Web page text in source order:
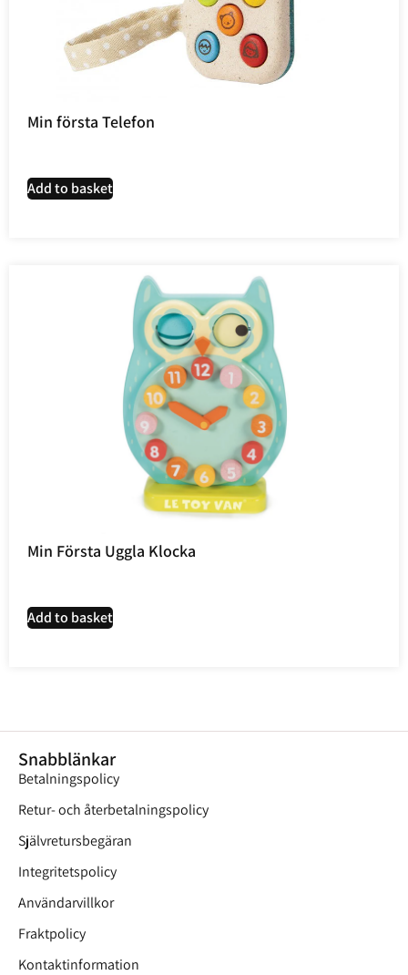
Min första Telefon
Add to basket
Min Första Uggla Klocka
Add to basket
Snabblänkar
Betalningspolicy
Retur- och återbetalningspolicy
Självretursbegäran
Integritetspolicy
Användarvillkor
Fraktpolicy
Kontaktinformation